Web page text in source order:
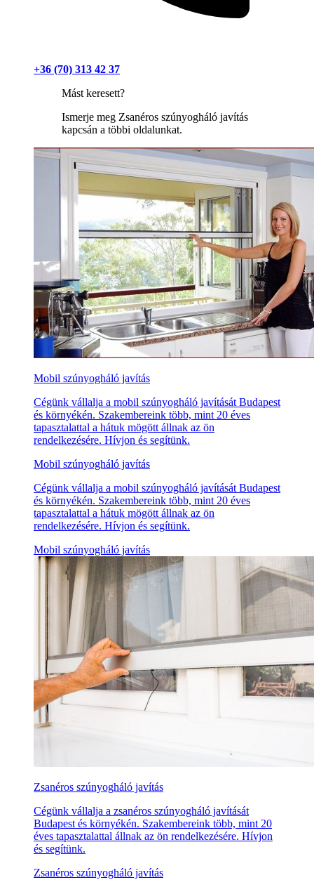
+36 (70) 313 42 37
Mást keresett?
Ismerje meg Zsanéros szúnyogháló javítás
kapcsán a többi oldalunkat.
Mobil szúnyogháló javítás
Cégünk vállalja a mobil szúnyogháló javítását Budapest
és környékén. Szakembereink több, mint 20 éves
tapasztalattal a hátuk mögött állnak az ön
rendelkezésére. Hívjon és segítünk.
Mobil szúnyogháló javítás
Cégünk vállalja a mobil szúnyogháló javítását Budapest
és környékén. Szakembereink több, mint 20 éves
tapasztalattal a hátuk mögött állnak az ön
rendelkezésére. Hívjon és segítünk.
Mobil szúnyogháló javítás
Zsanéros szúnyogháló javítás
Cégünk vállalja a zsanéros szúnyogháló javítását
Budapest és környékén. Szakembereink több, mint 20
éves tapasztalattal állnak az ön rendelkezésére. Hívjon
és segítünk.
Zsanéros szúnyogháló javítás